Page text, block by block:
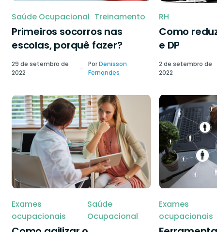
Saúde Ocupacional Treinamento
Primeiros socorros nas
escolas, porquê fazer?
29 de setembro de
2022
PorDenisson
Fernandes
RH
Como
e DP
2 de setembro de
2022
Exames
ocupacionais
Saúde
Ocupacional
Exames
ocupacionais